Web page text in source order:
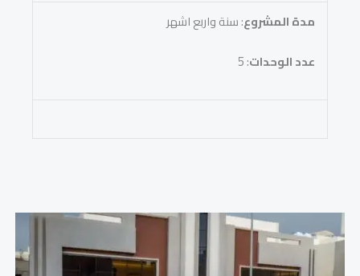
مدة المشروع: سنة واربع اشهر
عدد الوحدات: 5